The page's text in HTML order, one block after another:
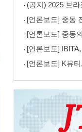
(공지) 2025 브
[언론보도] 중동
[언론보도] 중동
[언론보도]
[언론보도] K뷰